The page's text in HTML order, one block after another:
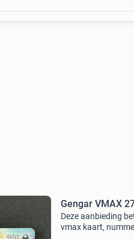
Gengar VMAX
Deze aanbieding
vmax kaart,